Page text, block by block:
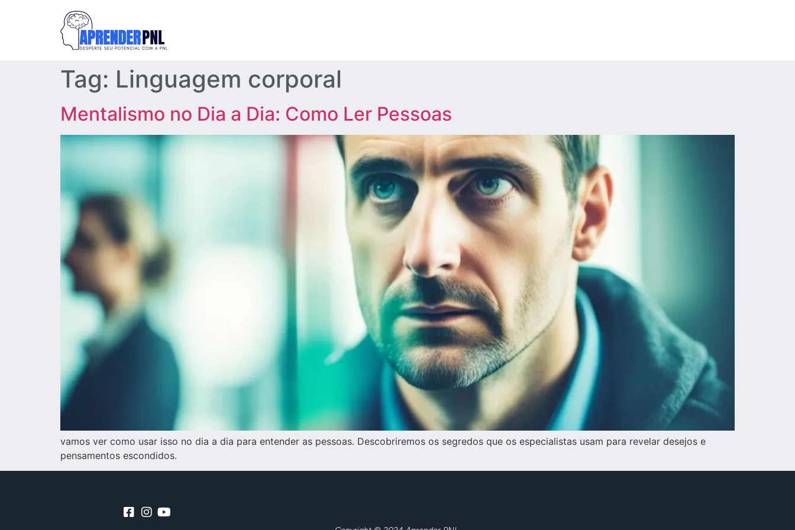
Tag: Linguagem corporal
Mentalismo no Dia a Dia: Como Ler Pessoas
vamos ver como usar isso no dia a dia para entender as pessoas. Descobriremos os segredos que os especialistas usam para revelar desejos e
pensamentos escondidos.